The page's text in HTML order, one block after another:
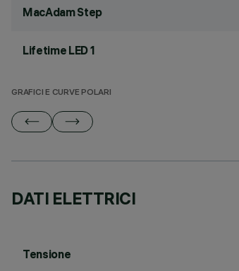
MacAdam Step
Lifetime LED 1
GRAFICI E CURVE POLARI
DATI ELETTRICI
Tensione